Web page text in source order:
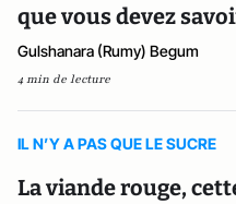
que vous devez
Gulshanara (Rumy) Begum
4 min de lecture
IL N’Y A PAS QUE LE SUCRE
La viande rouge,